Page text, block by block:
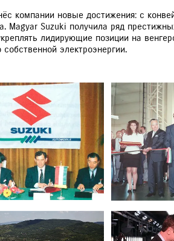
компании новые достижения: с
Magyar Suzuki получила ряд
лидирующие позиции на
собственной электроэнергии.